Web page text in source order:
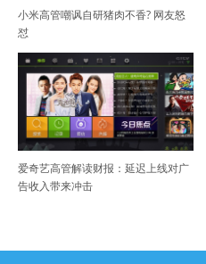
小米高管嘲讽自研猪肉不香? 网友怒
怼
爱奇艺高管解读财报：延迟上线对广
告收入带来冲击